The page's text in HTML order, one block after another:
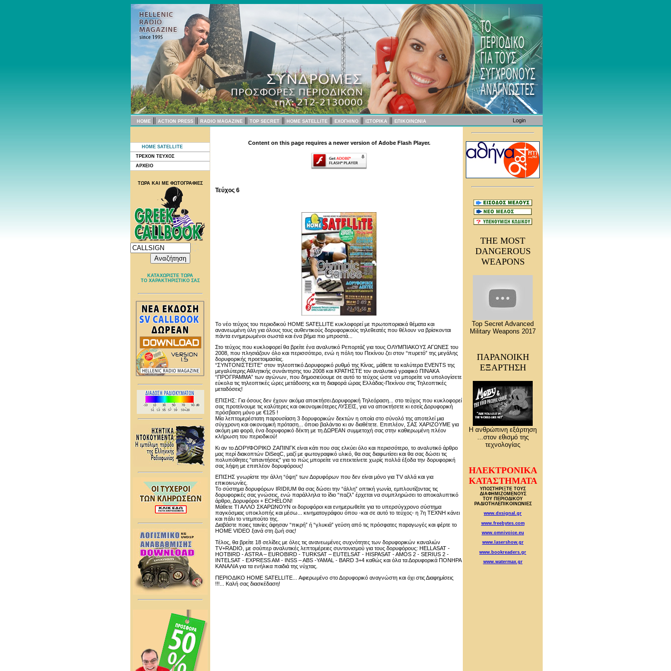
HOME || ACTION PRESS || RADIO MAGAZINE || TOP SECRET || HOME SATELLITE || EXOΓΗΙΝΟ || ΙΣΤΟΡΙΚΑ || ΕΠΙΚΟΙΝΩΝΙΑ Login
HOME SATELLITE
ΤΡΕΧΟΝ ΤΕΥΧΟΣ
ΑΡΧΕΙΟ
ΤΩΡΑ ΚΑΙ ΜΕ ΦΩΤΟΓΡΑΦΙΕΣ
ΚΑΤΑΧΩΡΙΣΤΕ ΤΩΡΑ
ΤΟ ΧΑΡΑΚΤΗΡΙΣΤΙΚΟ ΣΑΣ
Content on this page requires a newer version of Adobe Flash Player.
Τεύχος 6
Το νέο τεύχος του περιοδικού HOME SATELLITE κυκλοφορεί με πρωτοποριακά θέματα και
ανανεωμένη ύλη για όλους τους αυθεντικούς δορυφορικούς τηλεθεατές που θέλουν να βρίσκονται
πάντα ενημερωμένοι σωστά και ένα βήμα πιο μπροστά...
Στο τεύχος που κυκλοφορεί θα βρείτε ένα αναλυτικό Ρεπορτάζ για τους ΟΛΥΜΠΙΑΚΟΥΣ ΑΓΩΝΕΣ του
2008, που πλησιάζουν όλο και περισσότερο, ενώ η πόλη του Πεκίνου ζει στον “πυρετό” της μεγάλης
δορυφορικής προετοιμασίας.
“ΣΥΝΤΟΝΙΣΤΕΙΤΕ” στον τηλεοπτικό Δορυφορικό ρυθμό της Κίνας, μάθετε τα καλύτερα EVENTS της
μεγαλύτερης Αθλητικής συνάντησης του 2008 και ΚΡΑΤΗΣΤΕ τον αναλυτικό γραφικό ΠΙΝΑΚΑ
“ΠΡΟΓΡΑΜΜΑ” των αγώνων, που δημοσιεύουμε σε αυτό το τεύχος ώστε να μπορείτε να υπολογίσετε
εύκολα τις τηλεοπτικές ώρες μετάδοσης και τη διαφορά ώρας Ελλάδας-Πεκίνου στις Τηλεοπτικές
μεταδόσεις!
ΕΠΙΣΗΣ: Για όσους δεν έχουν ακόμα αποκτήσει Δορυφορική Τηλεόραση... στο τεύχος που κυκλοφορεί
σας προτείνουμε τις καλύτερες και οικονομικότερες ΛΥΣΕΙΣ, για να αποκτήσετε κι εσείς Δορυφορική
πρόσβαση μόνο με €125 !
Μία λεπτομερέστατη παρουσίαση 3 δορυφορικών δεκτών η οποία στο σύνολό της αποτελεί μια
σύγχρονη και οικονομική πρόταση... όποιο βαλάντιο κι αν διαθέτετε. Επιπλέον, ΣΑΣ ΧΑΡΙΖΟΥΜΕ για
ακόμη μια φορά, ένα δορυφορικό δέκτη με τη ΔΩΡΕΑΝ συμμετοχή σας στην καθιερωμένη πλέον
κλήρωση του περιοδικού!
Κι αν το ΔΟΡΥΦΟΡΙΚΟ ΖΑΠΙΝΓΚ είναι κάτι που σας ελκύει όλο και περισσότερο, το αναλυτικό άρθρο
μας περί διακοπτών DiSeqC, μαζί με φωτογραφικό υλικό, θα σας διαφωτίσει και θα σας δώσει τις
πολυπόθητες “απαντήσεις” για το πώς μπορείτε να επεκτείνετε χωρίς πολλά έξοδα την δορυφορική
σας λήψη με επιπλέον δορυφόρους!
ΕΠΙΣΗΣ γνωρίστε την άλλη “όψη” των Δορυφόρων που δεν είναι μόνο για TV αλλά και για
επικοινωνίες.
Το σύστημα δορυφόρων IRIDIUM θα σας δώσει την “άλλη” οπτική γωνία, εμπλουτίζοντας τις
δορυφορικές σας γνώσεις, ενώ παράλληλα το ίδιο “παζλ” έρχεται να συμπληρώσει το αποκαλυπτικό
άρθρο, Δορυφόροι + ECHELON!
Μάθετε ΤΙ ΑΛΛΟ ΣΚΑΡΩΝΟΥΝ οι δορυφόροι και ενημερωθείτε για το υπερσύγχρονο σύστημα
παγκόσμιας υποκλοπής και μέσω... κινηματογράφου όπου -και σε αυτό το τεύχος- η 7η ΤΕΧΝΗ κάνει
και πάλι το ντεμπούτο της.
Διαβάστε ποιες ταινίες άφησαν “πικρή” ή “γλυκιά” γεύση από τις πρόσφατες παραγωγές και φέρτε το
HOME VIDEO ξανά στη ζωή σας!
Τέλος, θα βρείτε 18 σελίδες με όλες τις ανανεωμένες συχνότητες των δορυφορικών καναλιών
TV+RADIO, με σούπερ αναλυτικές λεπτομέρειες συντονισμού για τους δορυφόρους: HELLASAT -
HOTBIRD - ASTRA – EUROBIRD - TURKSAT – EUTELSAT - HISPASAT - AMOS 2 - SERIUS 2 -
INTELSAT - EXPRESS AM - INSS – ABS -YAMAL - BARD 3+4 καθώς και όλα τα Δορυφορικά ΠΟΝΗΡΑ
ΚΑΝΑΛΙΑ για τα ενήλικα παιδιά της νύχτας.
ΠΕΡΙΟΔΙΚΟ HOME SATELLITE... Αφιερωμένο στο Δορυφορικό αναγνώστη και όχι στις Διαφημίσεις
!!!... Καλή σας διασκέδαση!
THE MOST
DANGEROUS
WEAPONS
Top Secret Advanced
Military Weapons 2017
ΠΑΡΑΝΟΙΚΗ
ΕΞΑΡΤΗΣΗ
Η ανθρώπινη εξάρτηση
...στον εθισμό της
τεχνολογίας
ΗΛΕΚΤΡΟΝΙΚΑ
ΚΑΤΑΣΤΗΜΑΤΑ
ΥΠΟΣΤΗΡΙΞΤΕ ΤΟΥΣ
ΔΙΑΦΗΜΙΖΟΜΕΝΟΥΣ
ΤΟΥ ΠΕΡΙΟΔΙΚΟΥ
ΡΑΔΙΟΤΗΛΕΠΙΚΟΙΝΩΝΙΕΣ
www.dxsignal.gr
www.freebytes.com
www.omnivoice.eu
www.lasershow.gr
www.bookreaders.gr
www.watermax.gr